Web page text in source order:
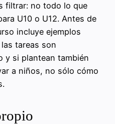
filtrar: no todo lo que
U10 o U12. Antes de
incluye ejemplos
tareas son
y si plantean también
a niños, no sólo cómo